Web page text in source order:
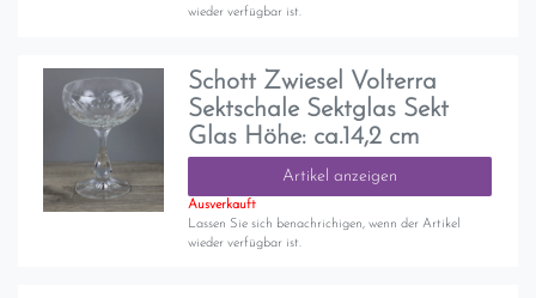
wieder verfügbar ist.
Schott Zwiesel Volterra
Sektschale Sektglas Sekt
Glas Höhe: ca.14,2 cm
Artikel anzeigen
Ausverkauft
Lassen Sie sich benachrichigen, wenn der Artikel
wieder verfügbar ist.